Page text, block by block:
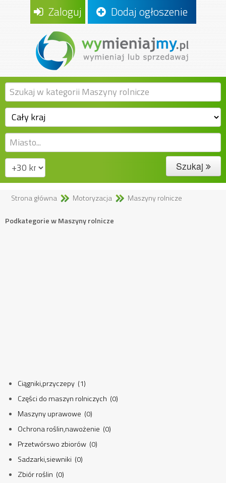
Zaloguj Dodaj ogłoszenie
Szukaj
Strona główna Motoryzacja Maszyny rolnicze
Podkategorie w Maszyny rolnicze
Ciągniki,przyczepy (1)
Części do maszyn rolniczych (0)
Maszyny uprawowe (0)
Ochrona roślin,nawożenie (0)
Przetwórswo zbiorów (0)
Sadzarki,siewniki (0)
Zbiór roślin (0)